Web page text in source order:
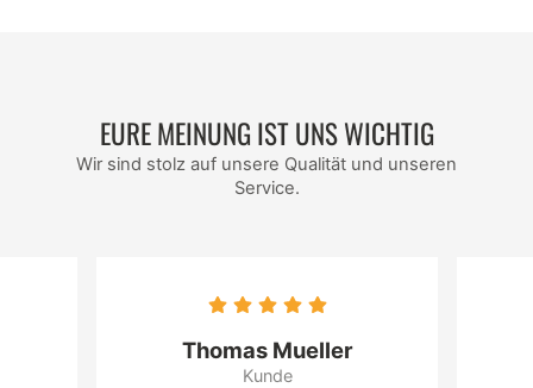
Kann Spuren von Schalenfrüchten,
Erdnüssen und Ei enthalten.
EURE MEINUNG IST UNS WICHTIG
Wir sind stolz auf unsere Qualität und unseren
Service.
Thomas Mueller
Kunde